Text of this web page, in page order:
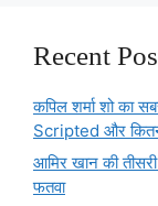
Recent
कपिल शर्मा शो का
Scripted और
आमिर खान की तीसरी
फतवा